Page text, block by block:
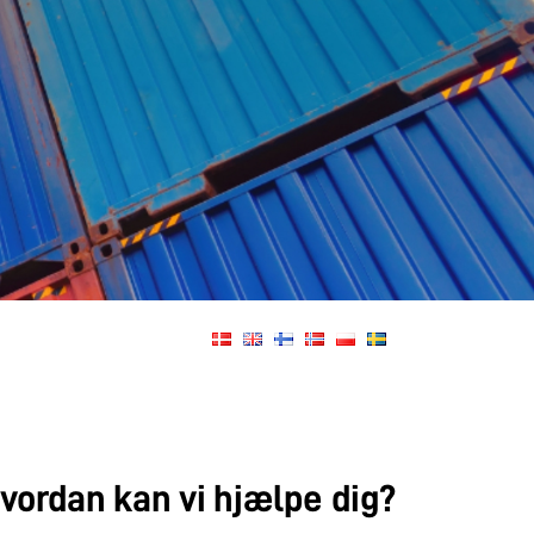
kan vi hjælpe dig?